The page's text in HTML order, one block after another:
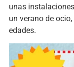
unas
un verano de
edades.